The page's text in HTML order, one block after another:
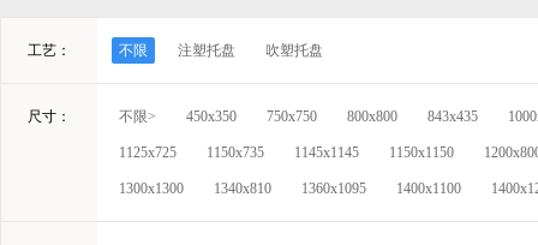
工艺： 不限 注塑托盘 吹塑托盘
尺寸： 不限> 450x350 750x750 800x800 843x435
1125x725 1150x735 1145x1145 1150x1150
1300x1300 1340x810 1360x1095 1400x1100